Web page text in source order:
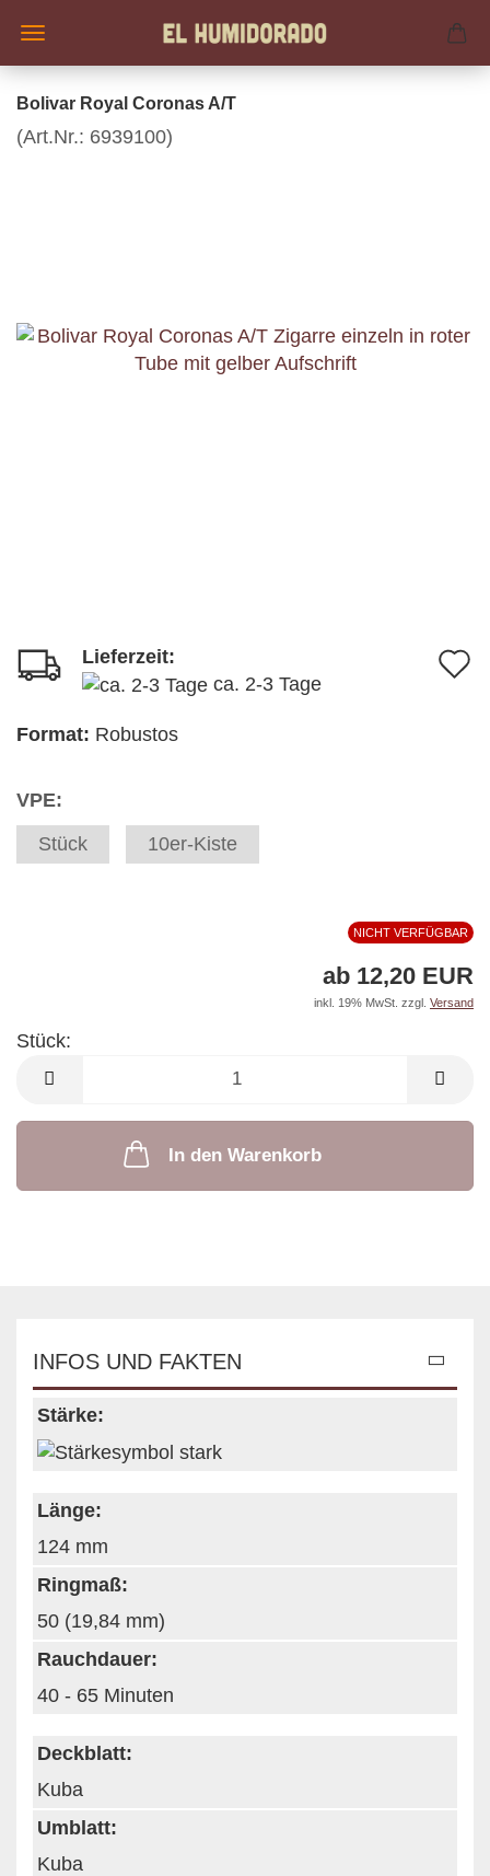
Bolivar Royal Coronas A/T
(Art.Nr.: 6939100)
Lieferzeit:
ca. 2-3 Tage
Format: Robustos
VPE:
Stück
10er-Kiste
NICHT VERFÜGBAR
ab 12,20 EUR
inkl. 19% MwSt. zzgl. Versand
Stück:
Stück
In den Warenkorb
INFOS UND FAKTEN
Stärke:
Länge:
124 mm
Ringmaß:
50 (19,84 mm)
Rauchdauer:
40 - 65 Minuten
Deckblatt:
Kuba
Umblatt:
Kuba